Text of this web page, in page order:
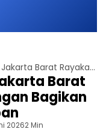
Jemaat Ahmadiyah Jakarta Barat Rayakan Iduladha dengan Bagikan Daging Kurban
Barat
Bagikan
20262 Min